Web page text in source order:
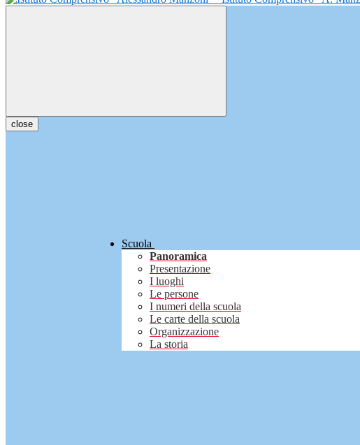
close
Scuola
Panoramica
Presentazione
I luoghi
Le persone
I numeri della scuola
Le carte della scuola
Organizzazione
La storia